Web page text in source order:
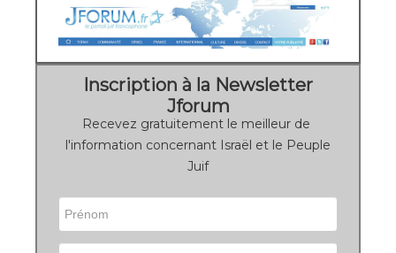
Inscription à la Newsletter
Jforum
Recevez gratuitement le meilleur de
l'information concernant Israël et le Peuple
Juif